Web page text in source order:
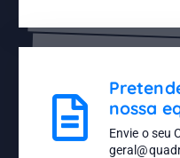
nossa
Envie o seu